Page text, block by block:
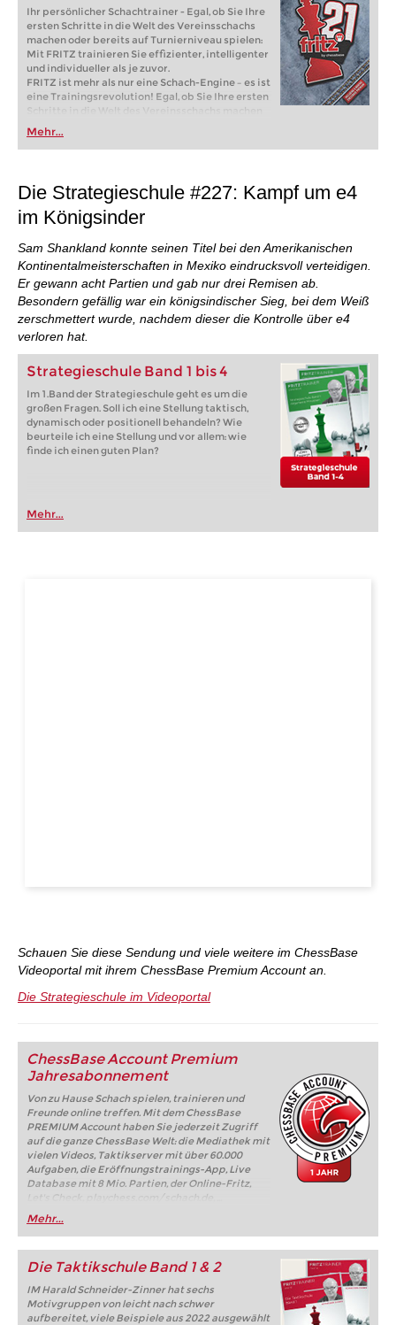
Ihr persönlicher Schachtrainer - Egal, ob Sie Ihre
ersten Schritte in die Welt des Vereinsschachs
machen oder bereits auf Turnierniveau spielen:
Mit FRITZ trainieren Sie effizienter, intelligenter
und individueller als je zuvor.
FRITZ ist mehr als nur eine Schach-Engine – es ist
eine Trainingsrevolution! Egal, ob Sie Ihre ersten
Schritte in die Welt des Vereinsschachs machen
oder bereits auf Turnierniveau spielen: Mit
FRITZ trainieren Sie effizienter, intelligenter und
individueller als je zuvor.
Mehr...
Die Strategieschule #227: Kampf um e4
im Königsinder
Sam Shankland konnte seinen Titel bei den Amerikanischen
Kontinentalmeisterschaften in Mexiko eindrucksvoll verteidigen.
Er gewann acht Partien und gab nur drei Remisen ab.
Besondern gefällig war ein königsindischer Sieg, bei dem Weiß
zerschmettert wurde, nachdem dieser die Kontrolle über e4
verloren hat.
Strategieschule Band 1 bis 4
Im 1.Band der Strategieschule geht es um die
großen Fragen. Soll ich eine Stellung taktisch,
dynamisch oder positionell behandeln? Wie
beurteile ich eine Stellung und vor allem: wie
finde ich einen guten Plan?
Mehr...
Schauen Sie diese Sendung und viele weitere im ChessBase
Videoportal mit ihrem ChessBase Premium Account an.
Die Strategieschule im Videoportal
ChessBase Account Premium
Jahresabonnement
Von zu Hause Schach spielen, trainieren und
Freunde online treffen. Mit dem ChessBase
PREMIUM Account haben Sie jederzeit Zugriff
auf die ganze ChessBase Welt: die Mediathek mit
vielen Videos, Taktikserver mit über 60.000
Aufgaben, die Eröffnungstrainings-App, Live
Database mit 8 Mio. Partien, der Online-Fritz,
Let's Check, playchess.com/schach.de, ...
Mehr...
Die Taktikschule Band 1 & 2
IM Harald Schneider-Zinner hat sechs
Motivgruppen von leicht nach schwer
aufbereitet, viele Beispiele aus 2022 ausgewählt